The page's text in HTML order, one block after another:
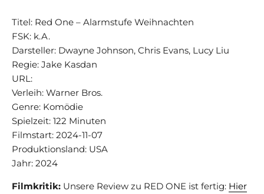
Titel: Red One – Alarmstufe Weihnachten
FSK: k.A.
Darsteller: Dwayne Johnson, Chris Evans, Lucy Liu
Regie: Jake Kasdan
URL:
Verleih: Warner Bros.
Genre: Komödie
Spielzeit: 122 Minuten
Filmstart: 2024-11-07
Produktionsland: USA
Jahr: 2024
Filmkritik: Unsere Review zu RED ONE ist fertig: Hier